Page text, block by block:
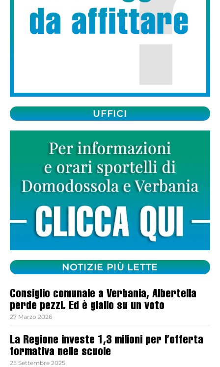
UFFICI
NOTIZIE PIÙ LETTE
Consiglio comunale a Verbania, Albertella
perde pezzi. Ed è giallo su un voto
27 Marzo 2026
La Regione investe 1,3 milioni per l’offerta
formativa nelle scuole
25 Settembre 2025